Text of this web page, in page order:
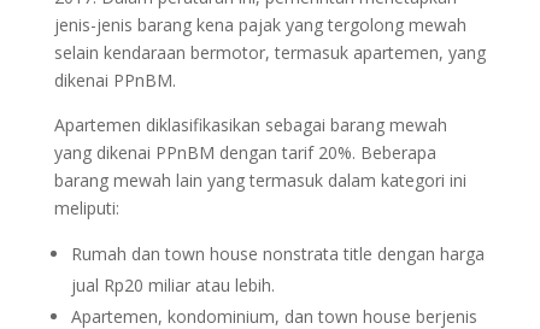
jenis-jenis barang kena pajak yang tergolong mewah
selain kendaraan bermotor, termasuk apartemen, yang
dikenai PPnBM.
Apartemen diklasifikasikan sebagai barang mewah
yang dikenai PPnBM dengan tarif 20%. Beberapa
barang mewah lain yang termasuk dalam kategori ini
meliputi:
Rumah dan town house nonstrata title dengan harga
jual Rp20 miliar atau lebih.
Apartemen, kondominium, dan town house berjenis